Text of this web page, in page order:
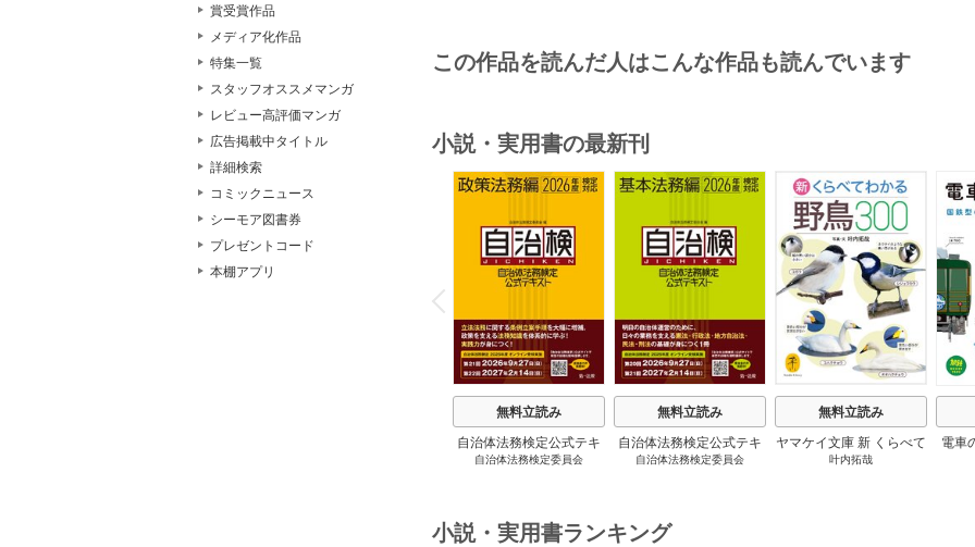
賞受賞作品
メディア化作品
特集一覧
スタッフオススメマンガ
レビュー高評価マンガ
広告掲載中タイトル
詳細検索
コミックニュース
シーモア図書券
プレゼントコード
本棚アプリ
この作品を読んだ人はこんな作品も読んでいます
小説・実用書の最新刊
P
r
e
i
o
u
s
無料立読み
自治体法務検定公式テキ
スト 政策法務編 ２０
自治体法務検定委員会
無料立読み
自治体法務検定公式テキ
スト 基本法務編 ２０
自治体法務検定委員会
無料立読み
ヤマケイ文庫 新 くらべて
わかる野鳥300 1巻
叶内拓哉
電車
小説・実用書ランキング